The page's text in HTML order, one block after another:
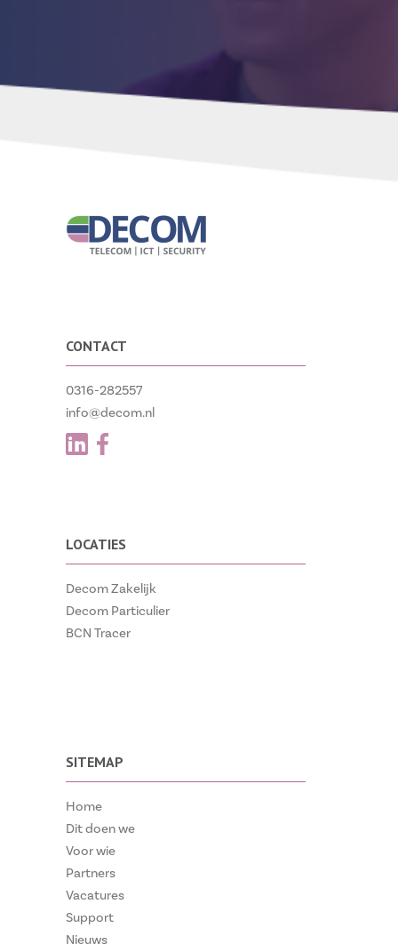
CONTACT
0316-282557
info@decom.nl
LOCATIES
Decom Zakelijk
Decom Particulier
BCN Tracer
SITEMAP
Home
Dit doen we
Voor wie
Partners
Vacatures
Support
Nieuws